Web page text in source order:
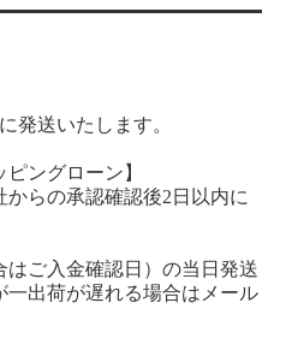
発送いたします。
ングローン】
らの承認確認後2日以内に
ご入金確認日）の当日発送
一出荷が遅れる場合はメール